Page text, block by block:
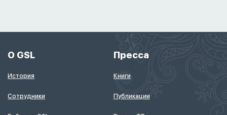
О GSL
История
Сотрудники
Пресса
Книги
Публикации